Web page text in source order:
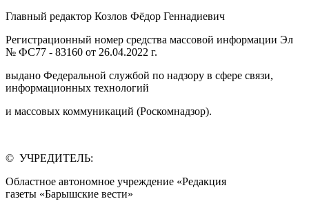
Главный редактор Козлов Фёдор Геннадиевич
Регистрационный номер средства массовой информации Эл
№ ФС77 - 83160 от 26.04.2022 г.
выдано Федеральной службой по надзору в сфере связи,
информационных технологий
и массовых коммуникаций (Роскомнадзор).
© УЧРЕДИТЕЛЬ:
Областное автономное учреждение «Редакция
газеты «Барышские вести»